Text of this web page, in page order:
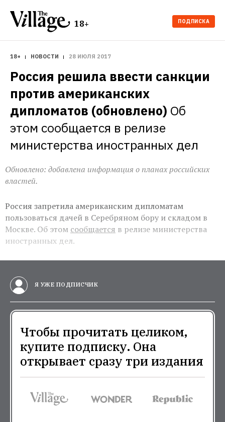
18+ ПОДПИСКА
18+ НОВОСТИ 28 ИЮЛЯ 2017
Россия решила ввести санкции
против американских
дипломатов (обновлено) Об
этом сообщается в релизе
министерства иностранных дел
Обновлено: добавлена информация о планах российских
властей.
Россия запретила американским дипломатам
пользоваться дачей в Серебряном бору и складом в
Москве. Об этом сообщается в релизе министерства
иностранных дел.
Я УЖЕ ПОДПИСЧИК
Чтобы прочитать целиком,
купите подписку. Она
открывает сразу три издания